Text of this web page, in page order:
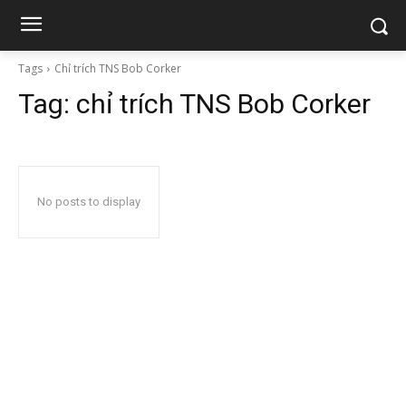
Tags Chỉ trích TNS Bob Corker
Tag: chỉ trích TNS Bob Corker
No posts to display